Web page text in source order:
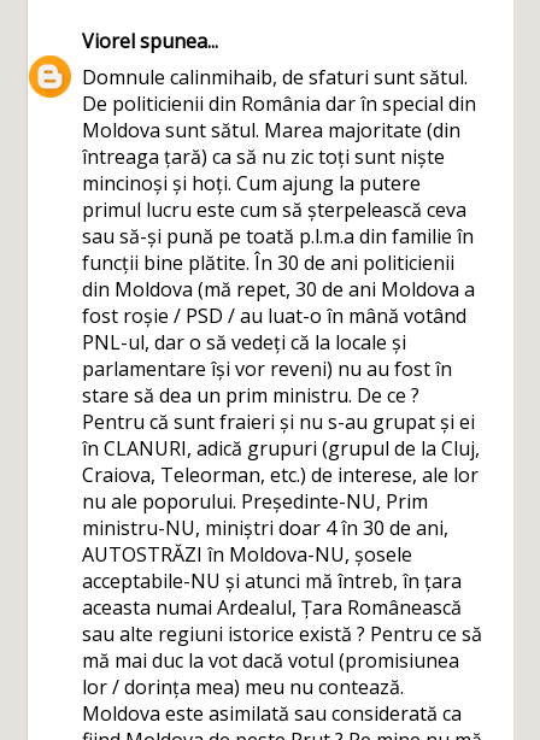
Viorelspunea...
Domnule calinmihaib, de sfaturi sunt sătul.
De politicienii din România dar în special din
Moldova sunt sătul. Marea majoritate (din
întreaga țară) ca să nu zic toți sunt niște
mincinoși și hoți. Cum ajung la putere
primul lucru este cum să șterpelească ceva
sau să-și pună pe toată p.l.m.a din familie în
funcții bine plătite. În 30 de ani politicienii
din Moldova (mă repet, 30 de ani Moldova a
fost roșie / PSD / au luat-o în mână votând
PNL-ul, dar o să vedeți că la locale și
parlamentare își vor reveni) nu au fost în
stare să dea un prim ministru. De ce ?
Pentru că sunt fraieri și nu s-au grupat și ei
în CLANURI, adică grupuri (grupul de la Cluj,
Craiova, Teleorman, etc.) de interese, ale lor
nu ale poporului. Președinte-NU, Prim
ministru-NU, miniștri doar 4 în 30 de ani,
AUTOSTRĂZI în Moldova-NU, șosele
acceptabile-NU și atunci mă întreb, în țara
aceasta numai Ardealul, Țara Românească
sau alte regiuni istorice există ? Pentru ce să
mă mai duc la vot dacă votul (promisiunea
lor / dorința mea) meu nu contează.
Moldova este asimilată sau considerată ca